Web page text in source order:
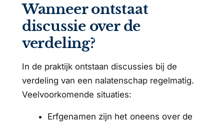
Wanneer ontstaat
discussie over de
verdeling?
In de praktijk ontstaan discussies bij de
verdeling van een nalatenschap regelmatig.
Veelvoorkomende situaties:
Erfgenamen zijn het oneens over de